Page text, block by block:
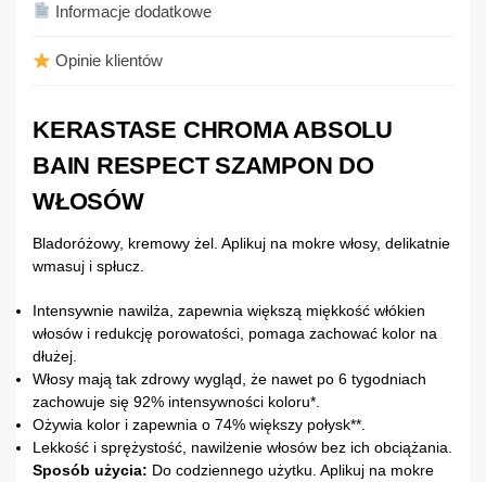
Informacje dodatkowe
Opinie klientów
KERASTASE CHROMA ABSOLU
BAIN RESPECT SZAMPON DO
WŁOSÓW
Bladoróżowy, kremowy żel. Aplikuj na mokre włosy, delikatnie
wmasuj i spłucz.
Intensywnie nawilża, zapewnia większą miękkość włókien
włosów i redukcję porowatości, pomaga zachować kolor na
dłużej.
Włosy mają tak zdrowy wygląd, że nawet po 6 tygodniach
zachowuje się 92% intensywności koloru*.
Ożywia kolor i zapewnia o 74% większy połysk**.
Lekkość i sprężystość, nawilżenie włosów bez ich obciążania.
Sposób użycia: Do codziennego użytku. Aplikuj na mokre